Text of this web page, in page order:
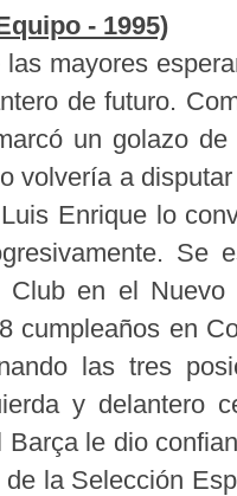
- 1995)
mayores
de futuro.
un golazo
volvería a
Enrique lo
Se
en el Nuevo
cumpleaños en
las tres
y delantero
Barça le dio
la Selección